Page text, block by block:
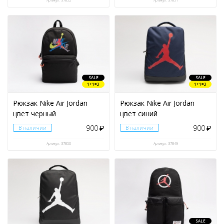
SALE
1+1=3
Рюкзак Nike Air Jordan
цвет черный
В наличии 900₽
Артикул: 37850
SALE
1+1=3
Рюкзак Nike Air Jordan
цвет синий
В наличии 900₽
Артикул: 37849
SALE